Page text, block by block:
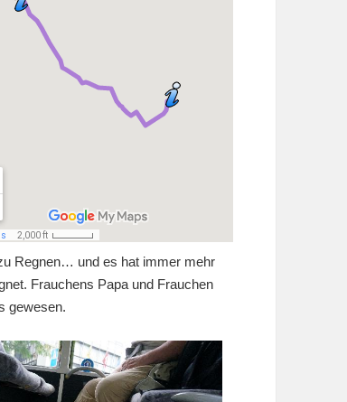
Regnen… und es hat immer mehr
Frauchens Papa und Frauchen
gewesen.